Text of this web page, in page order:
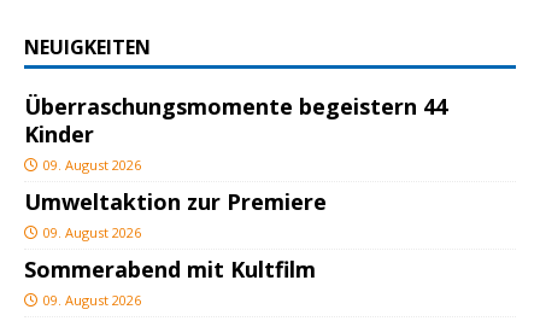
NEUIGKEITEN
Überraschungsmomente begeistern 44
Kinder
09. August 2026
Umweltaktion zur Premiere
09. August 2026
Sommerabend mit Kultfilm
09. August 2026